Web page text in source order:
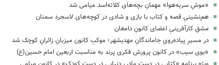
«موشِ سربه‌هوا» مهمانِ بچه‌های کلاته‌اسد میامی شد
هم‌نشینیِ قصه و کتاب با بازی و شادی در کوچه‌های لاسجرد سمنان
مشقِ کارآفرینیِ اعضای کانونِ دامغان
در مسیرِ پیاده‌رویِ جاماندگانِ مهدیشهر؛ موکبِ کانون میزبانِ زائرانِ کوچک شد
«بوی سیب» در کانون پرورش فکری پرند به مناسبت اربعین امام حسین(ع)